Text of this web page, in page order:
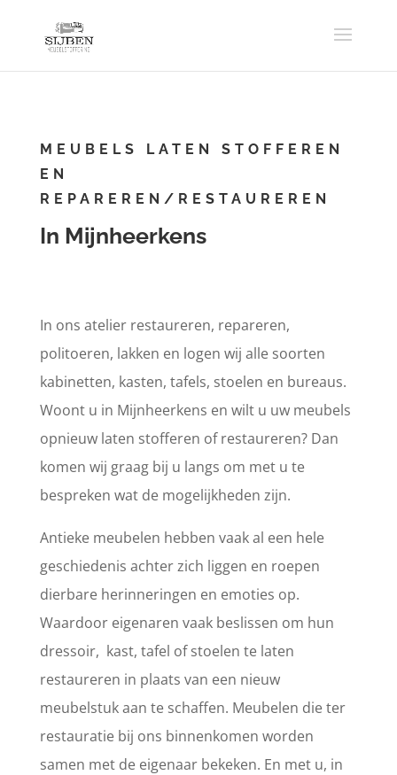
MEUBELS LATEN STOFFEREN
EN
REPAREREN/RESTAUREREN
In Mijnheerkens
In ons atelier restaureren, repareren,
politoeren, lakken en logen wij alle soorten
kabinetten, kasten, tafels, stoelen en bureaus.
Woont u in Mijnheerkens en wilt u uw meubels
opnieuw laten stofferen of restaureren? Dan
komen wij graag bij u langs om met u te
bespreken wat de mogelijkheden zijn.
Antieke meubelen hebben vaak al een hele
geschiedenis achter zich liggen en roepen
dierbare herinneringen en emoties op.
Waardoor eigenaren vaak beslissen om hun
dressoir, kast, tafel of stoelen te laten
restaureren in plaats van een nieuw
meubelstuk aan te schaffen. Meubelen die ter
restauratie bij ons binnenkomen worden
samen met de eigenaar bekeken. En met u, in